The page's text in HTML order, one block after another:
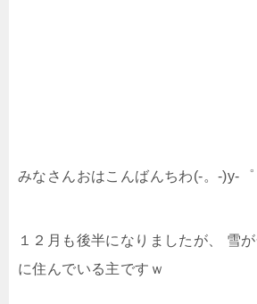
みなさんおはこんばんちわ(-。-)y-゜
１２月も後半になりましたが、 雪
に住んでいる主ですｗ